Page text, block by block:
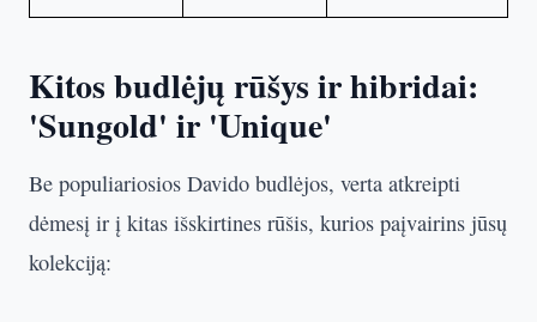
Kitos budlėjų rūšys ir hibridai:
'Sungold' ir 'Unique'
Be populiariosios Davido budlėjos, verta atkreipti
dėmesį ir į kitas išskirtines rūšis, kurios paįvairins jūsų
kolekciją: